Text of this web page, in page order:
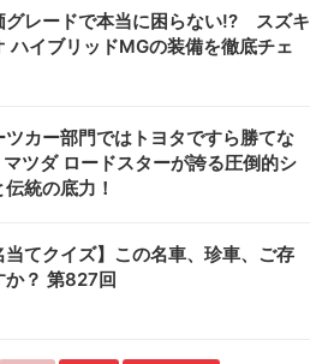
グレードで本当に困らない!? スズキ
ハイブリッドMGの装備を徹底チェ
ツカー部門ではトヨタですら勝てな
ツダ ロードスターが誇る圧倒的シ
伝統の底力！
当てクイズ】この名車、珍車、ご存
か？ 第827回